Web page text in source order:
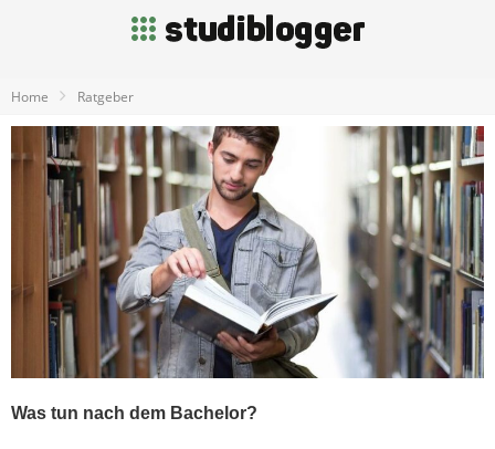
Home Ratgeber
Was tun nach dem Bachelor?